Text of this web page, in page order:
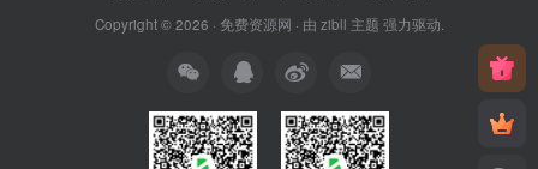
Copyright © 2026 · 免费资源网 · 由 zibll 主题 强力驱动.